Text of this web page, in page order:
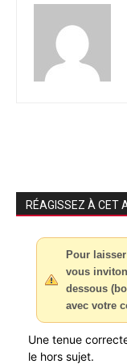
RÉAGISSEZ À CET
Pour
vous
dessous
avec votre
Une tenue
le hors sujet.